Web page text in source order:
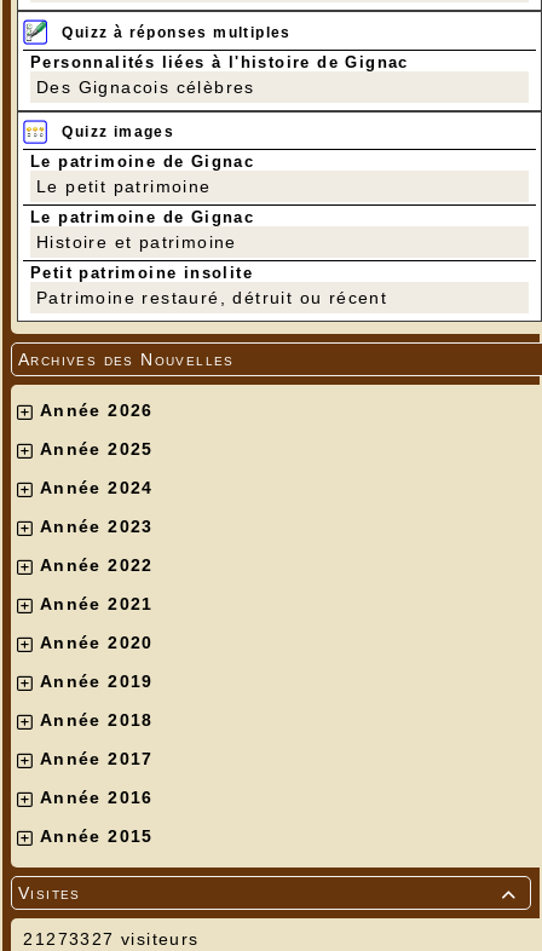
Quizz à réponses multiples
Personnalités liées à l'histoire de Gignac
Des Gignacois célèbres
Quizz images
Le patrimoine de Gignac
Le petit patrimoine
Le patrimoine de Gignac
Histoire et patrimoine
Petit patrimoine insolite
Patrimoine restauré, détruit ou récent
Archives des Nouvelles
Année 2026
Année 2025
Année 2024
Année 2023
Année 2022
Année 2021
Année 2020
Année 2019
Année 2018
Année 2017
Année 2016
Année 2015

Visites
21273327 visiteurs